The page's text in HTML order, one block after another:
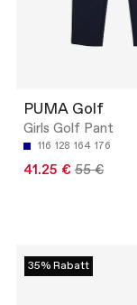
PUMA Golf
Girls Golf Pant
116 128 164 176
41.25 € 55 €
35% Rabatt